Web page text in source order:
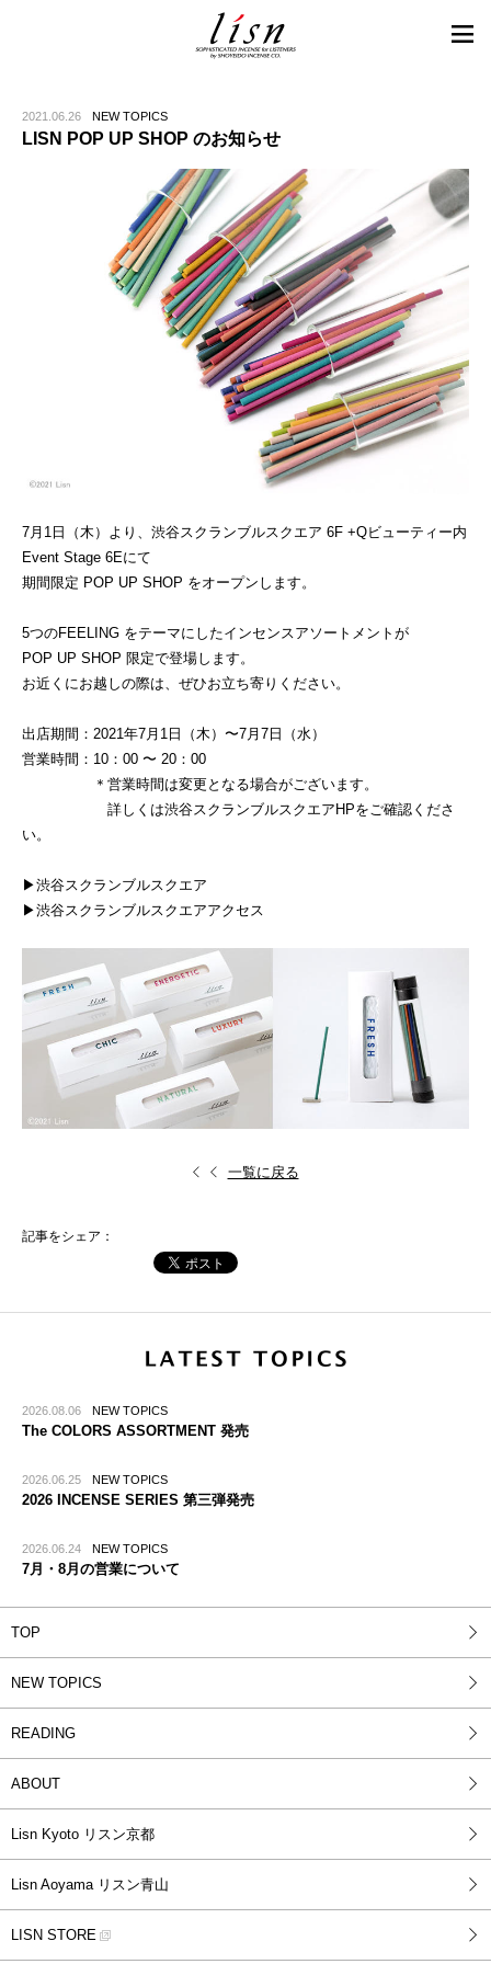
2021.06.26 NEW TOPICS
LISN POP UP SHOP のお知らせ
7月1日（木）より、渋谷スクランブルスクエア 6F +Qビューティー内
Event Stage 6Eにて
期間限定 POP UP SHOP をオープンします。
5つのFEELING をテーマにしたインセンスアソートメントが
POP UP SHOP 限定で登場します。
お近くにお越しの際は、ぜひお立ち寄りください。
出店期間：2021年7月1日（木）〜7月7日（水）
営業時間：10：00 〜 20：00
＊営業時間は変更となる場合がございます。
詳しくは渋谷スクランブルスクエアHPをご確認くださ
い。
▶︎渋谷スクランブルスクエア
▶︎渋谷スクランブルスクエアアクセス
一覧に戻る
記事をシェア：
2026.08.06 NEW TOPICS
The COLORS ASSORTMENT 発売
2026.06.25 NEW TOPICS
2026 INCENSE SERIES 第三弾発売
2026.06.24 NEW TOPICS
7月・8月の営業について
TOP
NEW TOPICS
READING
ABOUT
Lisn Kyoto リスン京都
Lisn Aoyama リスン青山
LISN STORE